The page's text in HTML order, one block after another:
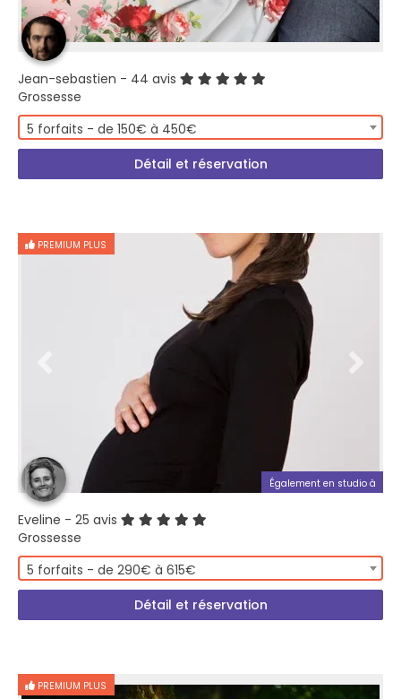
Jean-sebastien - 44 avis
Grossesse
5 forfaits - de 150€ à 450€
Détail et réservation
PREMIUM PLUS
Également en studio à
Eveline - 25 avis
Grossesse
5 forfaits - de 290€ à 615€
Détail et réservation
PREMIUM PLUS